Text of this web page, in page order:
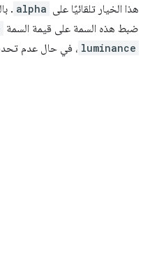
هذا الخيار تلقائيًا على alpha
ضبط هذه السمة على قيمة السمة
luminance ، في حال عدم